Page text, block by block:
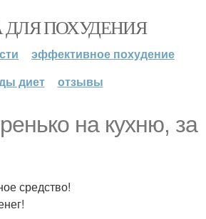
ДЛЯ ПОХУДЕНИЯ
эффективное похудение
диет
отзывы
на кухню, за
средство!